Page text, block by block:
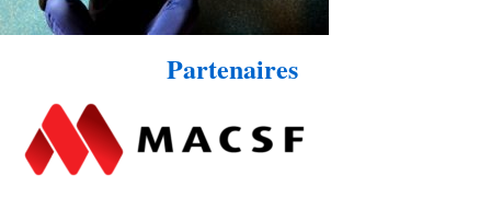
Partenaires